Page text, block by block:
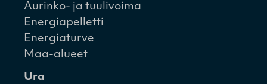
Aurinko- ja tuulivoima
Energiapelletti
Energiaturve
Maa-alueet
Ura